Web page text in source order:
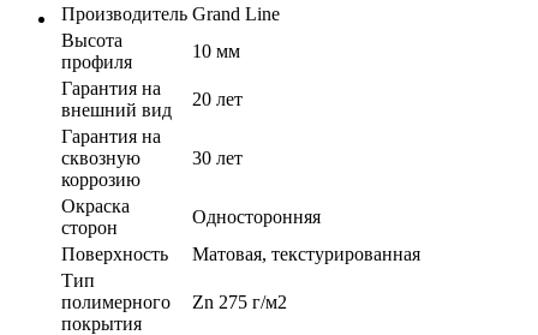
Производитель Grand Line
Высота
профиля
10 мм
Гарантия на
внешний вид
20 лет
Гарантия на
сквозную
коррозию
30 лет
Окраска
сторон
Односторонняя
Поверхность
Матовая, текстурированная
Тип
полимерного
покрытия
Zn 275 г/м2